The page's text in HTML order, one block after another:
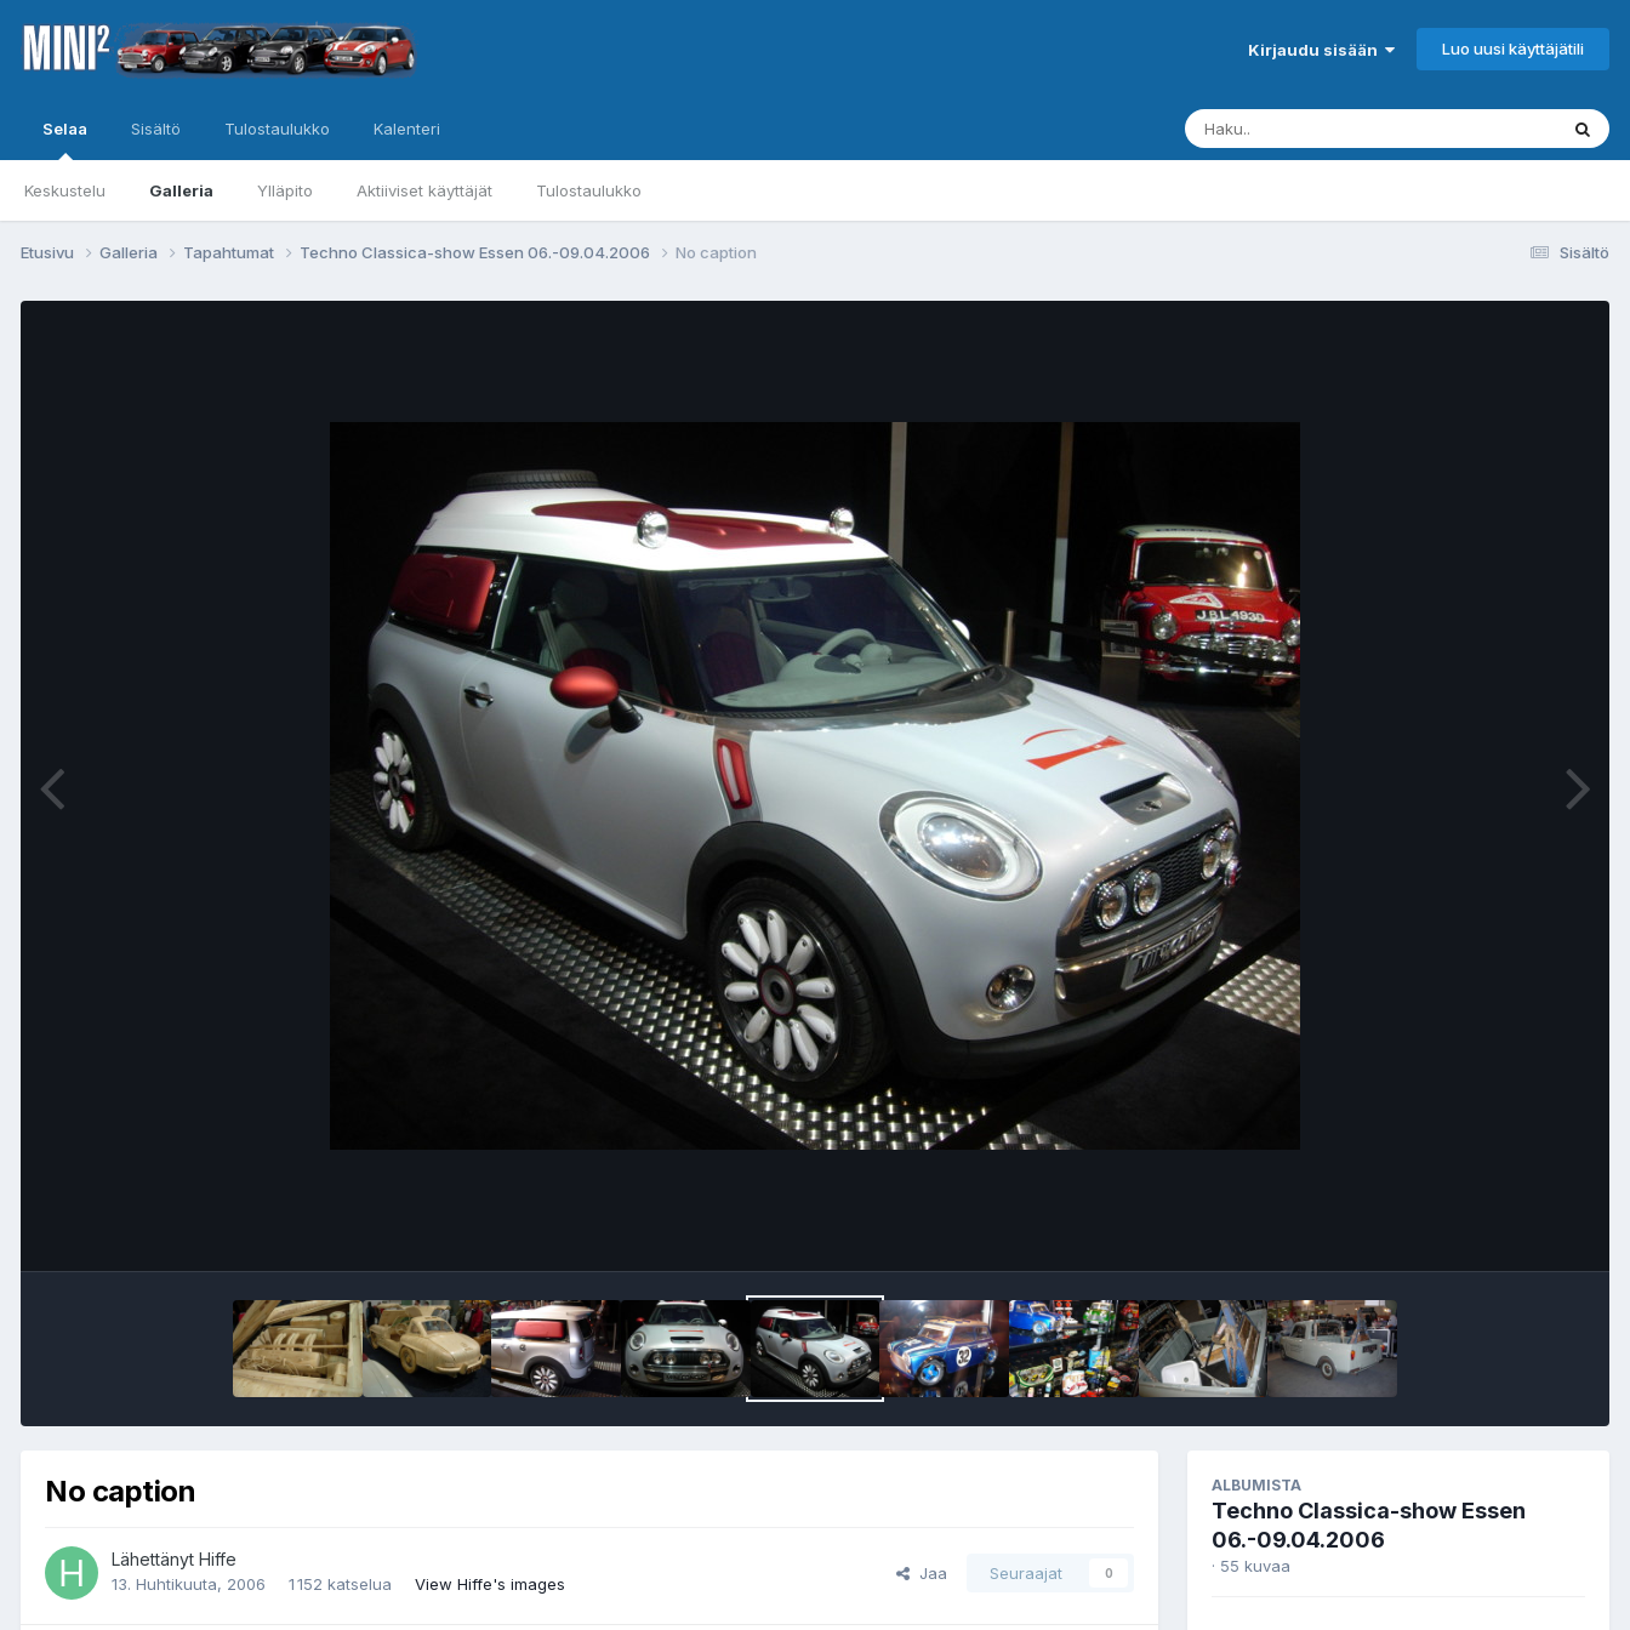
Kirjaudu sisään Luo uusi käyttäjätili
Selaa
Keskustelu Galleria Ylläpito Aktiiviset käyttäjät Tulostaulukko
Sisältö Tulostaulukko Kalenteri
Sisältö
Etusivu Galleria Tapahtumat Techno Classica-show Essen 06.-09.04.2006 No caption
No caption
Lähettänyt Hiffe
13. Huhtikuuta, 2006 1 152 katselua View Hiffe's images
Jaa Seuraajat 0
ALBUMISTA
Techno Classica-show Essen
06.-09.04.2006
· 55 kuvaa